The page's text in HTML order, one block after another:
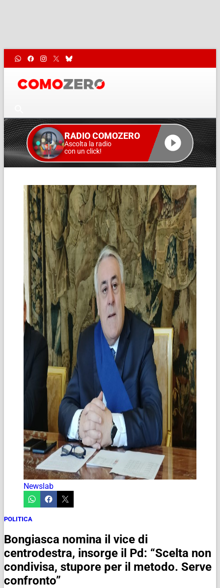
RADIO COMOZERO
Ascolta la radio
con un click!
Newslab
POLITICA
Bongiasca nomina il vice di
centrodestra, insorge il Pd: “Scelta non
condivisa, stupore per il metodo. Serve
confronto”